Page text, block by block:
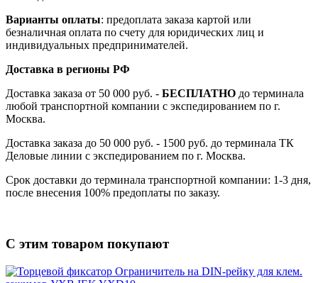
Варианты оплаты: предоплата заказа картой или
безналичная оплата по счету для юридических лиц и
индивидуальных предпринимателей.
Доставка в регионы РФ
Доставка заказа от 50 000 руб. - БЕСПЛАТНО до терминала
любой транспортной компании с экспедированием по г.
Москва.
Доставка заказа до 50 000 руб. - 1500 руб. до терминала ТК
Деловые линии с экспедированием по г. Москва.
Срок доставки до терминала транспортной компании: 1-3 дня,
после внесения 100% предоплаты по заказу.
С этим товаром покупают